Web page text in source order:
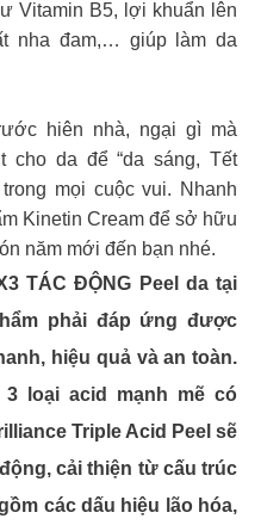
Vitamin B5, lợi khuẩn lên
nha đam,… giúp làm da
hiên nhà, ngại gì mà
cho da để “da sáng, Tết
mọi cuộc vui. Nhanh
Kinetin Cream để sở hữu
năm mới đến bạn nhé.
TÁC ĐỘNG Peel da tại
phải đáp ứng được
hiệu quả và an toàn.
loại acid mạnh mẽ có
Triple Acid Peel sẽ
cải thiện từ cấu trúc
các dấu hiệu lão hóa,